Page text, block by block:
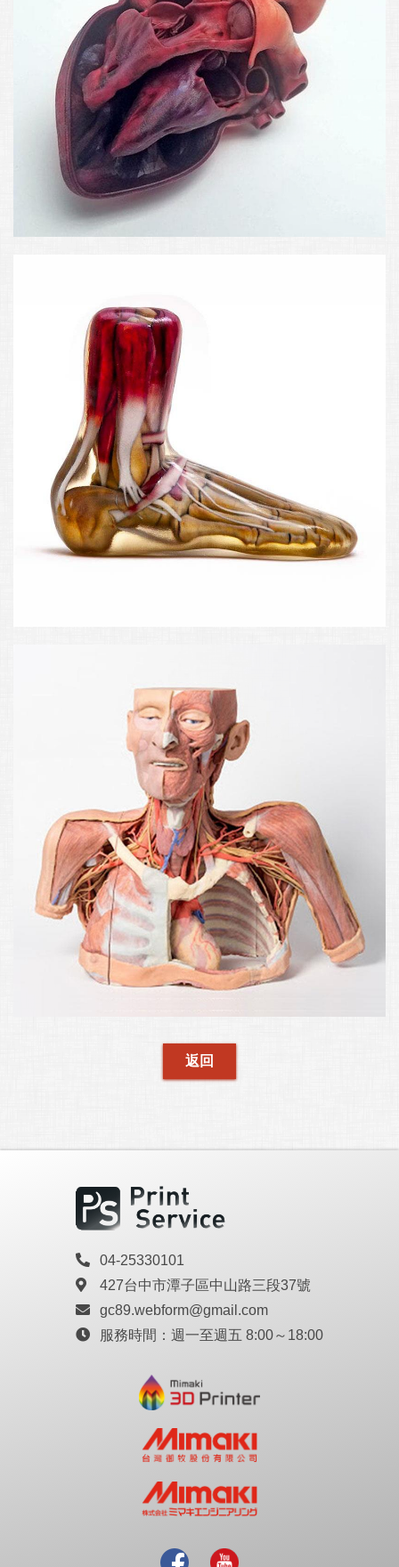
04-25330101
427台中市潭子區中山路三段37號
gc89.webform@gmail.com
服務時間： 週一至週五 8:00～18:00